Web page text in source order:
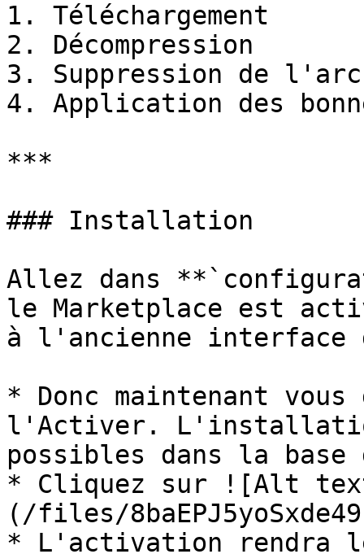
1. Téléchargement
2. Décompression
3. Suppression de
4. Application des
***
### Installation
Allez dans
le Marketplace est
à l'ancienne interface
* Donc maintenant
l'Activer.
possibles dans la base
* Cliquez sur ![Alt
(/files/
* L'activation rendra